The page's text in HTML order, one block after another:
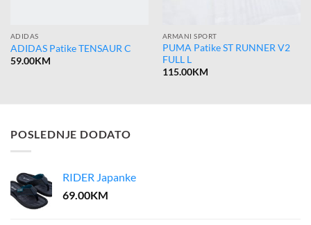
ADIDAS
ADIDAS Patike TENSAUR C
59.00KM
ARMANI SPORT
PUMA Patike ST RUNNER V2
FULL L
115.00KM
POSLEDNJE DODATO
RIDER Japanke
69.00KM